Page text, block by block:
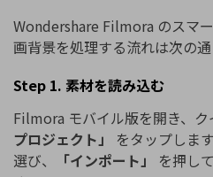
Wondershare Filmora のスマ
画背景を処理する流れは次の通
Step 1. 素材を読み込む
Filmora モバイル版を開き、ク
プロジェクト」
をタップしま
選び、
「インポート」
を押し